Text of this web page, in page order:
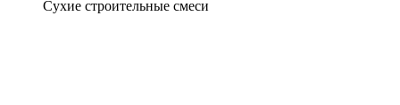
Сухие строительные смеси